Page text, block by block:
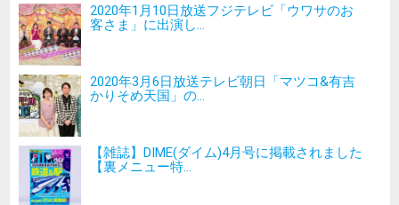
2020年1月10日放送フジテレビ「ウワサのお
客さま」に出演し...
2020年3月6日放送テレビ朝日「マツコ&有吉
かりそめ天国」の...
【雑誌】DIME(ダイム)4月号に掲載されました
【裏メニュー特...